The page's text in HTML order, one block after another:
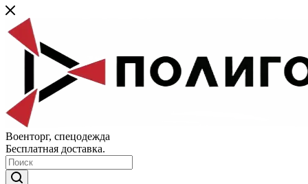
Военторг, спецодежда
Бесплатная доставка.